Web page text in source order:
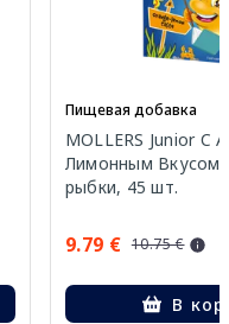
Пищевая добавка
MOLLERS Junior C
Лимонным Вкусом
рыбки, 45 шт.
9.79 € 10.75 €
В